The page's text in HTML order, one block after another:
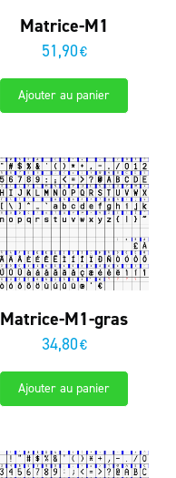
Matrice-M1
51,90€
Ajouter au panier
Matrice-M1-gras
34,80€
Ajouter au panier